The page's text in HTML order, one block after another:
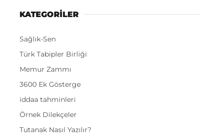
KATEGORİLER
Sağlık-Sen
Türk Tabipler Birliği
Memur Zammı
3600 Ek Gösterge
iddaa tahminleri
Örnek Dilekçeler
Tutanak Nasıl Yazılır?